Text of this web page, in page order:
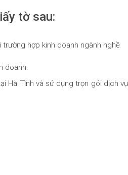
tờ sau:
hợp kinh doanh ngành nghề
doanh.
Hà Tĩnh và sử dụng trọn gói dịch vụ